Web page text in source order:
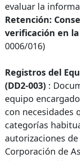
evaluar la
Retención:
verificación en la
0006/016)
Registros del
(DD2-003) :
equipo
con necesidades
categorías
autorizaciones
Corporación de